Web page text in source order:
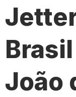
João